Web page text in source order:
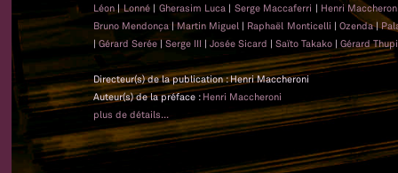
Léon|Lonné| Gherasim Luca | Serge Maccaferri | Henri
Bruno Mendonça |Martin Miguel | Raphaël Monticelli | Ozenda|
| Gérard Serée|Serge III | Josée Sicard | Saïto Takako | Gérard
Directeur(s) de la publication : Henri Maccheroni
Auteur(s) de la préface : Henri Maccheroni
plus de détails...